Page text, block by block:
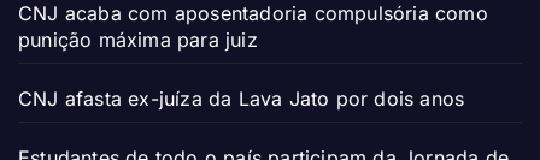
CNJ acaba com aposentadoria compulsória como
punição máxima para juiz
CNJ afasta ex-juíza da Lava Jato por dois anos